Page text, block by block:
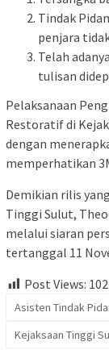
Tindak
penjara
Telah
tulisan
Pelaksanaan
Restoratif di
dengan
memperhatikan
Demikian rilis
Tinggi Sulut,
melalui siaran
tertanggal 11
Post Views: 102
Asisten Tindak
Kejaksaan Tinggi